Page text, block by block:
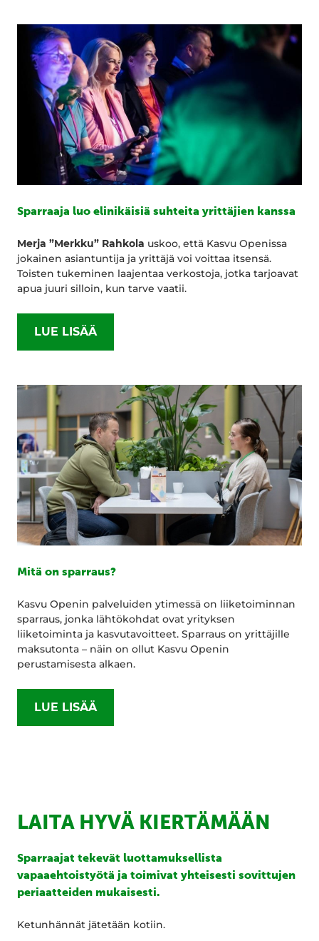
Sparraaja luo elinikäisiä suhteita yrittäjien kanssa
Merja ”Merkku” Rahkola uskoo, että Kasvu Openissa
jokainen asiantuntija ja yrittäjä voi voittaa itsensä.
Toisten tukeminen laajentaa verkostoja, jotka tarjoavat
apua juuri silloin, kun tarve vaatii.
LUE LISÄÄ
Mitä on sparraus?
Kasvu Openin palveluiden ytimessä on liiketoiminnan
sparraus, jonka lähtökohdat ovat yrityksen
liiketoiminta ja kasvutavoitteet. Sparraus on yrittäjille
maksutonta – näin on ollut Kasvu Openin
perustamisesta alkaen.
LUE LISÄÄ
LAITA HYVÄ KIERTÄMÄÄN
Sparraajat tekevät luottamuksellista
vapaaehtoistyötä ja toimivat yhteisesti sovittujen
periaatteiden mukaisesti.
Ketunhännät jätetään kotiin.